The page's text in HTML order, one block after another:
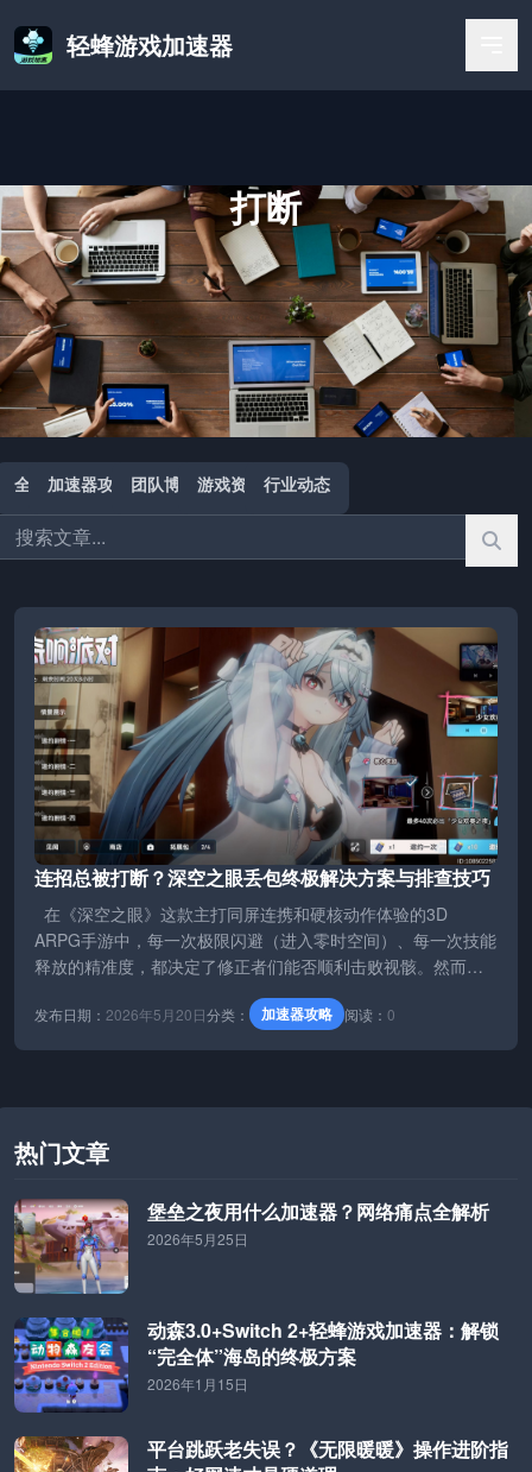
轻蜂游戏加速器
打断
首页
打断
全部 加速器攻略 团队博客 游戏资讯 行业动态
连招总被打断？深空之眼丢包终极解决方案与排查技巧
在《深空之眼》这款主打同屏连携和硬核动作体验的3D
ARPG手游中，每一次极限闪避（进入零时空间）、每一次技能
释放的精准度，都决定了修正者们能否顺利击败视骸。然而，
发布日期： 2026年5月20日分类： 加速器攻略 阅读： 0
热门文章
堡垒之夜用什么加速器？网络痛点全解析
2026年5月25日
动森3.0+Switch 2+轻蜂游戏加速器：解锁
“完全体”海岛的终极方案
2026年1月15日
平台跳跃老失误？《无限暖暖》操作进阶指